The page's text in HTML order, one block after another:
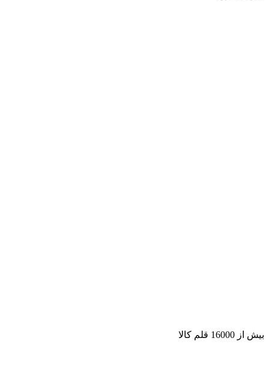
بیش از 16000 قلم کالا